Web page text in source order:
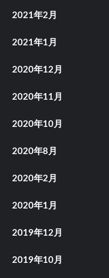
2021年2月
2021年1月
2020年12月
2020年11月
2020年10月
2020年8月
2020年2月
2020年1月
2019年12月
2019年10月